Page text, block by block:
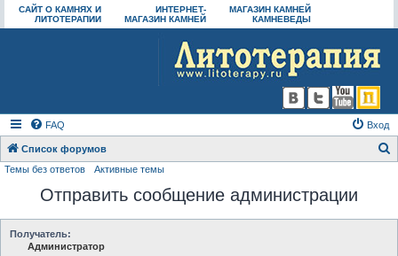
САЙТ О КАМНЯХ И
ЛИТОТЕРАПИИ
ИНТЕРНЕТ-
МАГАЗИН КАМНЕЙ
МАГАЗИН КАМНЕЙ
КАМНЕВЕДЫ
FAQ Вход
Список форумов
Темы без ответов Активные темы
Отправить сообщение администрации
Получатель:
Администратор